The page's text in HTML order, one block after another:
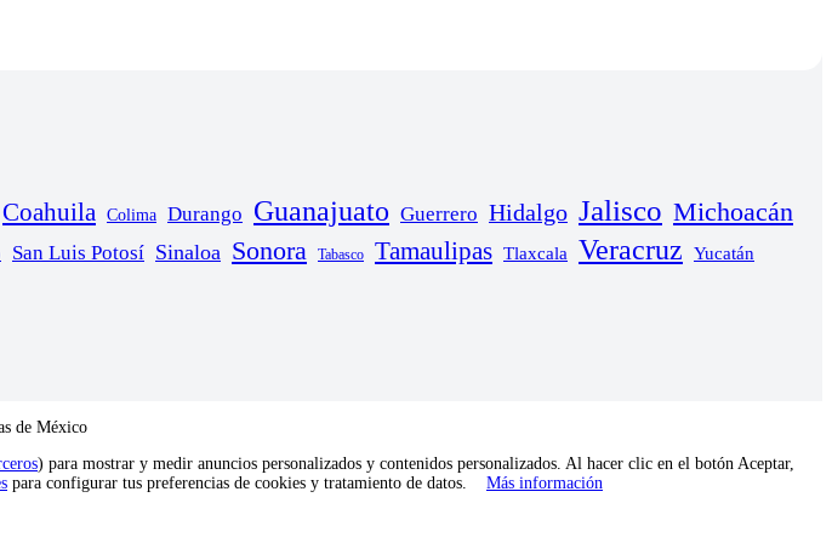
Coahuila Colima Durango Guanajuato Guerrero Hidalgo Jalisco Michoacán
San Luis Potosí Sinaloa Sonora Tabasco Tamaulipas Tlaxcala Veracruz Yucatán
de México
) para mostrar y medir anuncios personalizados y contenidos personalizados. Al hacer clic en el botón Aceptar,
para configurar tus preferencias de cookies y tratamiento de datos. Más información